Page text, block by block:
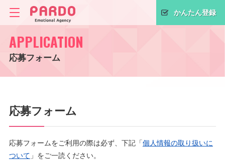
かんたん登録
APPLICATION
応募フォーム
応募フォーム
応募フォームをご利用の際は必ず、下記「個人情報の取り扱いに
ついて 」をご一読ください。